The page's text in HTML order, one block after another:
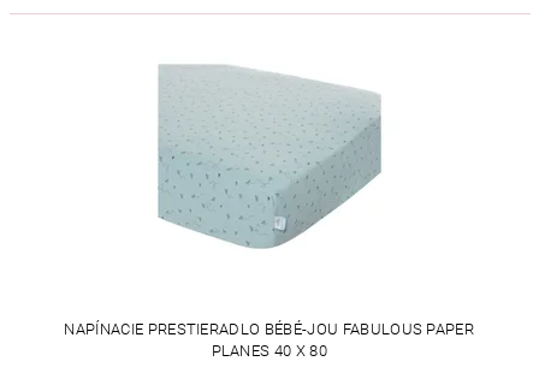
NAPÍNACIE PRESTIERADLO BÉBÉ-JOU FABULOUS PAPER
PLANES 40 X 80